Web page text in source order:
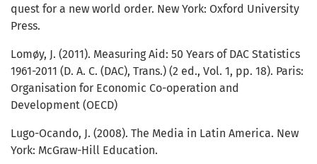
quest for a new world order. New York: Oxford University
Press.
Lomøy, J. (2011). Measuring Aid: 50 Years of DAC Statistics
1961-2011 (D. A. C. (DAC), Trans.) (2 ed., Vol. 1, pp. 18). Paris:
Organisation for Economic Co-operation and
Development (OECD)
Lugo-Ocando, J. (2008). The Media in Latin America. New
York: McGraw-Hill Education.